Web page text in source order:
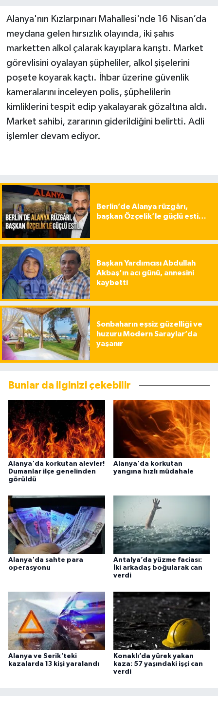
Alanya'nın Kızlarpınarı Mahallesi'nde 16 Nisan’da
meydana gelen hırsızlık olayında, iki şahıs
marketten alkol çalarak kayıplara karıştı. Market
görevlisini oyalayan şüpheliler, alkol şişelerini
poşete koyarak kaçtı. İhbar üzerine güvenlik
kameralarını inceleyen polis, şüphelilerin
kimliklerini tespit edip yakalayarak gözaltına aldı.
Market sahibi, zararının giderildiğini belirtti. Adli
işlemler devam ediyor.
Berlin’de Alanya rüzgârı,
başkan Özçelik’le güçlü esti…
Başkan Yardımcısı Abdullah
Akbaş’ın acı günü, annesini
kaybetti
Sonbaharın eşsiz güzelliği ve
huzuru Modern Saraylar’da
yaşanır
Bunlar da ilginizi çekebilir
Alanya'da korkutan alevler!
Dumanlar ilçe genelinden
görüldü
Alanya'da korkutan
yangına hızlı müdahale
Alanya'da sahte para
operasyonu
Antalya’da yüzme faciası:
İki arkadaş boğularak can
verdi
Alanya ve Serik'teki
kazalarda 13 kişi yaralandı
Konaklı’da yürek yakan
kaza: 57 yaşındaki işçi can
verdi